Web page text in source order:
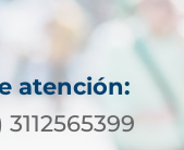
atención: